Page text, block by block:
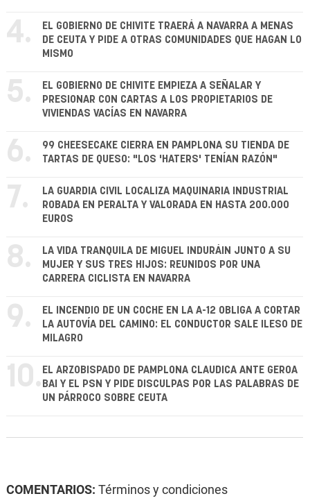
4.
EL GOBIERNO DE CHIVITE TRAERÁ A NAVARRA A MENAS
DE CEUTA Y PIDE A OTRAS COMUNIDADES QUE HAGAN LO
MISMO
5.
EL GOBIERNO DE CHIVITE EMPIEZA A SEÑALAR Y
PRESIONAR CON CARTAS A LOS PROPIETARIOS DE
VIVIENDAS VACÍAS EN NAVARRA
6.
99 CHEESECAKE CIERRA EN PAMPLONA SU TIENDA DE
TARTAS DE QUESO: "LOS 'HATERS' TENÍAN RAZÓN"
7.
LA GUARDIA CIVIL LOCALIZA MAQUINARIA INDUSTRIAL
ROBADA EN PERALTA Y VALORADA EN HASTA 200.000
EUROS
8.
LA VIDA TRANQUILA DE MIGUEL INDURÁIN JUNTO A SU
MUJER Y SUS TRES HIJOS: REUNIDOS POR UNA
CARRERA CICLISTA EN NAVARRA
9.
EL INCENDIO DE UN COCHE EN LA A-12 OBLIGA A CORTAR
LA AUTOVÍA DEL CAMINO: EL CONDUCTOR SALE ILESO DE
MILAGRO
10. EL ARZOBISPADO DE PAMPLONA CLAUDICA ANTE GEROA
BAI Y EL PSN Y PIDE DISCULPAS POR LAS PALABRAS DE
UN PÁRROCO SOBRE CEUTA
COMENTARIOS: Términos y condiciones